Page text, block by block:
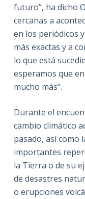
futuro”, ha dicho
cercanas a
en los periódicos
más exactas y a
lo que está
esperamos que
mucho más”.
Durante el
cambio climático
pasado, así como
importantes
la Tierra o de su
de desastres
o erupciones